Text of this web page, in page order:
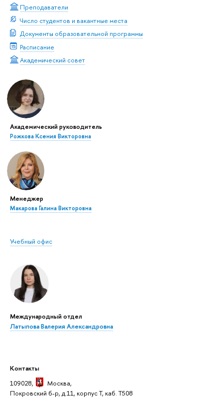
Преподаватели
Число студентов и вакантные места
Документы образовательной программы
Расписание
Академический совет
Академический руководитель
Рожкова Ксения Викторовна
Менеджер
Макарова Галина Викторовна
Учебный офис
Международный отдел
Латыпова Валерия Александровна
Контакты
109028,
Москва,
Покровский б-р, д.11, корпус Т, каб. Т508